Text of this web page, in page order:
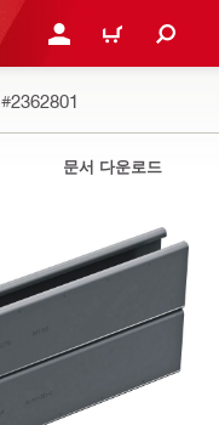
로그인 또는 회원가입
장바구니
#2362801
문서 다운로드